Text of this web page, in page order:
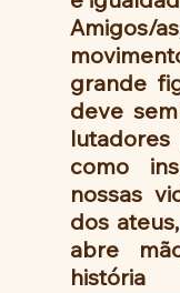
grande
deve
como
nossas
dos
abre